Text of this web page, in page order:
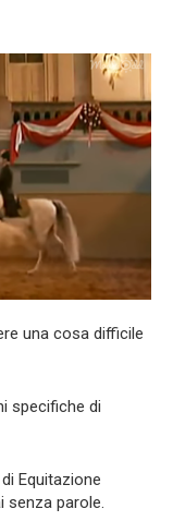
una cosa difficile
specifiche di
Equitazione
senza parole.